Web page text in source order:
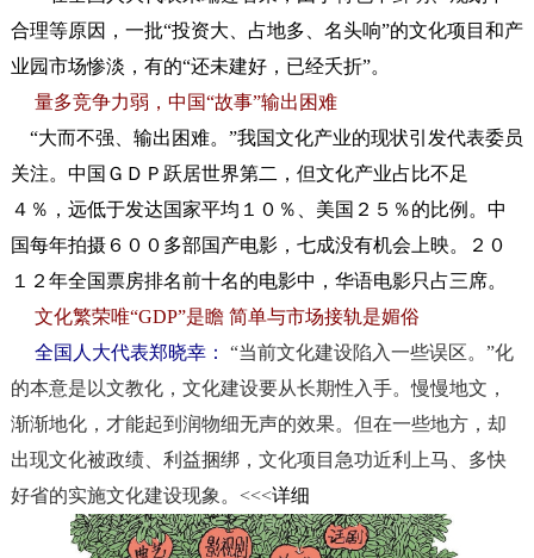
合理等原因，一批“投资大、占地多、名头响”的文化项目和产
业园市场惨淡，有的“还未建好，已经夭折”。
量多竞争力弱，中国“故事”输出困难
“大而不强、输出困难。”我国文化产业的现状引发代表委员
关注。中国ＧＤＰ跃居世界第二，但文化产业占比不足
４％，远低于发达国家平均１０％、美国２５％的比例。中
国每年拍摄６００多部国产电影，七成没有机会上映。２０
１２年全国票房排名前十名的电影中，华语电影只占三席。
文化繁荣唯“GDP”是瞻 简单与市场接轨是媚俗
全国人大代表郑晓幸：
“当前文化建设陷入一些误区。”化
的本意是以文教化，文化建设要从长期性入手。慢慢地文，
渐渐地化，才能起到润物细无声的效果。但在一些地方，却
出现文化被政绩、利益捆绑，文化项目急功近利上马、多快
好省的实施文化建设现象。<<<详细